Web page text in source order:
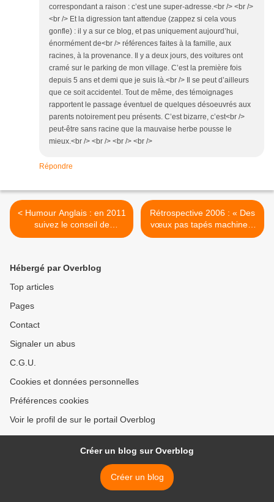
correspondant a raison : c’est une super-adresse.<br /> <br />
<br /> Et la digression tant attendue (zappez si cela vous
gonfle) : il y a sur ce blog, et pas uniquement aujourd’hui,
énormément de<br /> références faites à la famille, aux
racines, à la provenance. Il y a deux jours, des voitures ont
cramé sur le parking de mon village. C’est la première fois
depuis 5 ans et demi que je suis là.<br /> Il se peut d’ailleurs
que ce soit accidentel. Tout de même, des témoignages
rapportent le passage éventuel de quelques désoeuvrés aux
parents notoirement peu présents. C’est bizarre, c’est<br />
peut-être sans racine que la mauvaise herbe pousse le
mieux.<br /> <br /> <br /> <br />
Répondre
< Humour Anglais : en 2011
suivez le conseil de
François Mauss pas celui
Rétrospective 2006 : « Des
vœux pas tapés machine...
» >
Hébergé par Overblog
Top articles
Pages
Contact
Signaler un abus
C.G.U.
Cookies et données personnelles
Préférences cookies
Voir le profil de sur le portail Overblog
Créer un blog sur Overblog
Créer un blog